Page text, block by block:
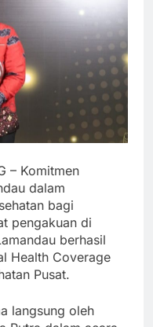
– Komitmen
dalam
bagi
pengakuan di
berhasil
Health Coverage
Pusat.
langsung oleh